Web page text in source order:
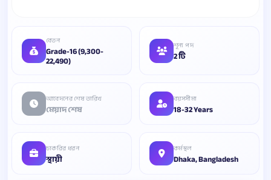
বেতন
Grade-16 (9,300-
22,490)
শূন্য পদ
2 টি
আবেদনের শেষ তারিখ
মেয়াদ শেষ
বয়সসীমা
18-32 Years
চাকরির ধরন
স্থায়ী
কর্মস্থল
Dhaka, Bangladesh